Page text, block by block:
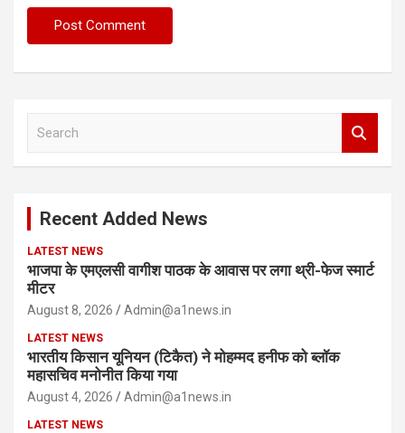
Recent Added News
LATEST NEWS
भाजपा के एमएलसी वागीश पाठक के आवास पर लगा थ्री-फेज स्मार्ट
मीटर
August 8, 2026 Admin@a1news.in
LATEST NEWS
भारतीय किसान यूनियन (टिकैत) ने मोहम्मद हनीफ को ब्लॉक
महासचिव मनोनीत किया गया
August 4, 2026 Admin@a1news.in
LATEST NEWS